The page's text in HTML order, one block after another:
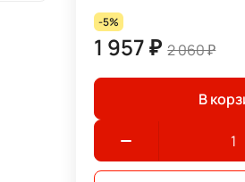
-5%
1 957 ₽ 2 060 ₽
В